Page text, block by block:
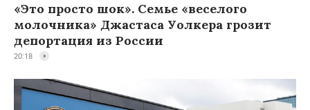
«Это просто шок». Семье «веселого
молочника» Джастаса Уолкера грозит
депортация из России
20:18